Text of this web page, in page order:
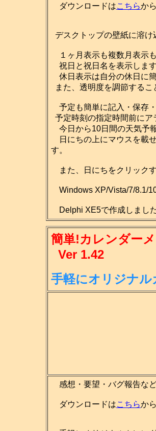
ダウンロードはこちらか
デスクトップの壁紙に溶
１ヶ月表示も複数月表示
祝日と祝日名を表示しま
休日表示は自分の休日に
また、透明度を調節する
予定も簡単に記入・保存・
予定時刻の指定時間前に
今日から10日間の天気予
日にちの上にマウスを載
す。
また、日にちをクリック
Windows XP/Vista/7/8.1/
Delphi XE5で作成しました
簡単!カレンダー
Ver 1.42
手軽にオリジナ
感想・要望・バグ報告な
ダウンロードはこちらか